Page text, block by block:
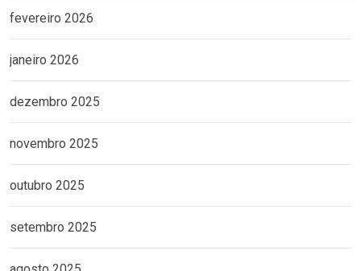
fevereiro 2026
janeiro 2026
dezembro 2025
novembro 2025
outubro 2025
setembro 2025